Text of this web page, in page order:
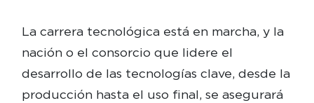
La carrera tecnológica está en marcha, y la
nación o el consorcio que lidere el
desarrollo de las tecnologías clave, desde la
producción hasta el uso final, se asegurará